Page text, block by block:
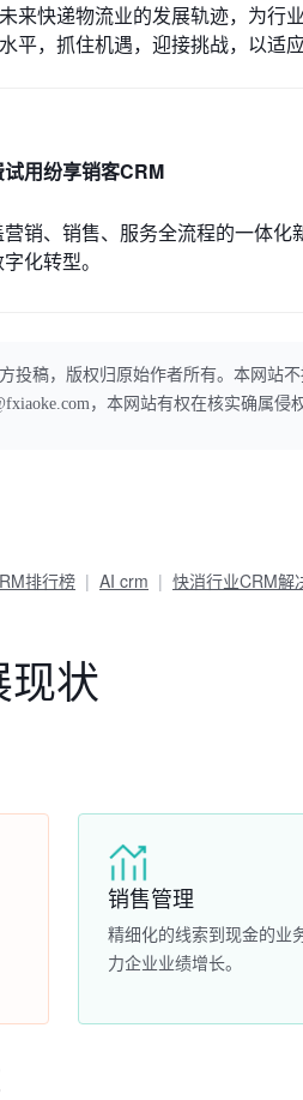
来快递物流业的发展轨迹，为行
平，抓住机遇，迎接挑战，以适
用纷享销客CRM
销、销售、服务全流程的一体化
化转型。
投稿，版权归原始作者所有。本网站
，本网站有权在核实确属侵
排行榜 AI crm 快消行业CRM解
状
销售管理
精细化的线索到现金的业
力企业业绩增长。